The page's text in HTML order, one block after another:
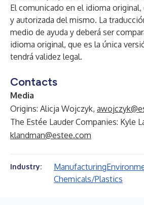
El comunicado en el idioma
y autorizada del mismo. La
medio de ayuda y deberá ser
idioma original, que es la única
tendrá validez legal.
Contacts
Media
Origins: Alicja Wojczyk,
The Estée Lauder Companies: Kyle
klandman@estee.com
Industry: Manufacturing
Chemicals/Plastics